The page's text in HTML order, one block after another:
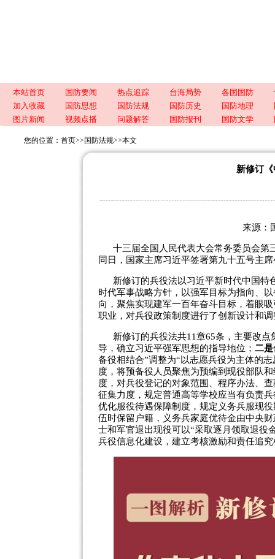
本站首页 国防要闻 热点追踪 台海局势 各国国防
加入收藏
国防思想 国防法规 国防历史 国防地理
图片新闻
视频点播 问题解答 国防报刊 国防文学
您的位置： 首页>> 国防法规>>本文
新修订
来源：
十三届全国人民代表大会常务委员会
同日，国家主席习近平签署第九十五号主
新修订的兵役法以习近平新时代中国
时代军事战略方针，以强军目标为指向、
向，聚焦实现建军一百年奋斗目标，着眼
职业，对兵役政策制度进行了创新设计和
新修订的兵役法共11章65条，主要改点
导，确立习近平强军思想的指导地位；二是
备役相结合”调整为“以志愿兵役为主体的
度，将预备役人员聚焦为预编到现役部队
度，对兵役登记的对象范围、程序办法、
征集力度，规定普通高等学校应当有负责
优化服役待遇保障制度，规定义务兵服现
伍时保留户籍，义务兵家庭优待金由中央
士和军官退出现役可以“采取逐月领取退役
兵役信息化建设，建立考核激励和责任追